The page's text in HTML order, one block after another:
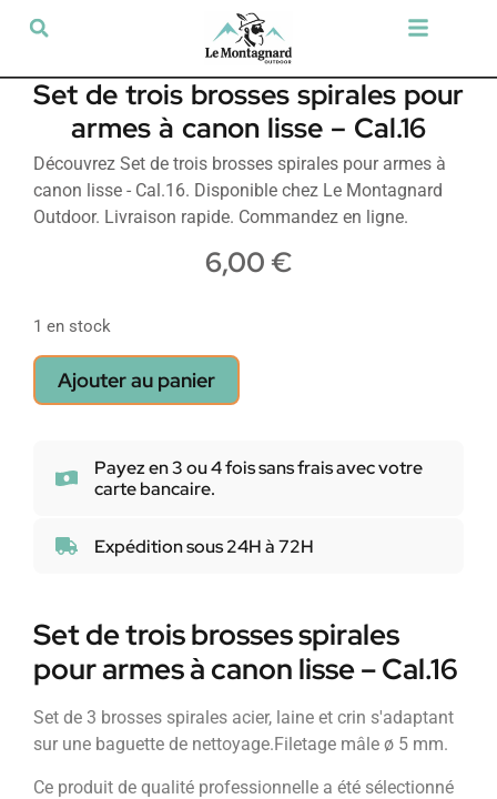
Set de trois brosses spirales pour
armes à canon lisse – Cal.16
Découvrez Set de trois brosses spirales pour armes à
canon lisse - Cal.16. Disponible chez Le Montagnard
Outdoor. Livraison rapide. Commandez en ligne.
6,00 €
1 en stock
Ajouter au panier
Payez en 3 ou 4 fois sans frais avec votre
carte bancaire.
Expédition sous 24H à 72H
Set de trois brosses spirales
pour armes à canon lisse – Cal.16
Set de 3 brosses spirales acier, laine et crin s'adaptant
sur une baguette de nettoyage.Filetage mâle ø 5 mm.
Ce produit de qualité professionnelle a été sélectionné